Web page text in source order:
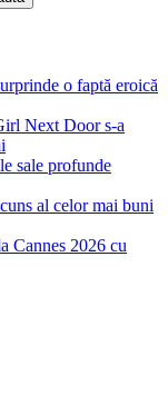
o faptă eroică
Next Door s‑a
sale profunde
al celor mai buni
Cannes 2026 cu